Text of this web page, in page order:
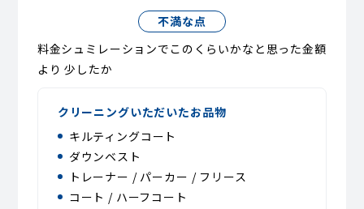
不満な点
料金シュミレーションでこのくらいかなと思った金額
より 少したか
クリーニングいただいたお品物
キルティングコート
ダウンベスト
トレーナー / パーカー / フリース
コート / ハーフコート